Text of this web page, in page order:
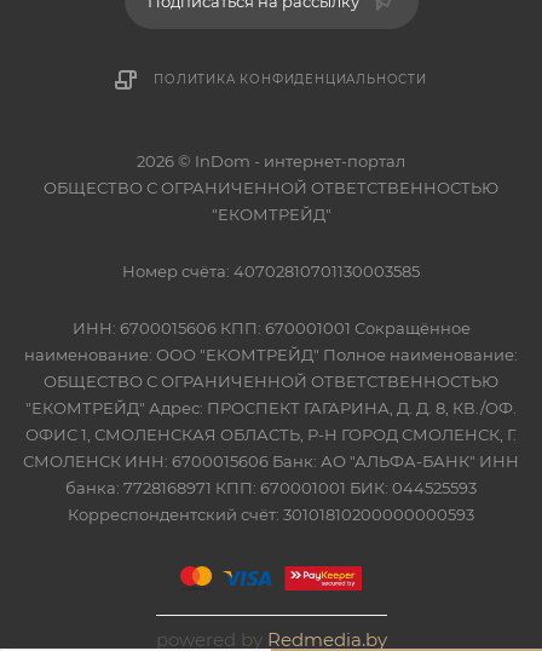
ПОЛИТИКА КОНФИДЕНЦИАЛЬНОСТИ
2026 © InDom - интернет-портал
ОБЩЕСТВО С ОГРАНИЧЕННОЙ ОТВЕТСТВЕННОСТЬЮ
"ЕКОМТРЕЙД"
Номер счёта: 40702810701130003585
ИНН: 6700015606 КПП: 670001001 Сокращённое
наименование: ООО "ЕКОМТРЕЙД" Полное наименование:
ОБЩЕСТВО С ОГРАНИЧЕННОЙ ОТВЕТСТВЕННОСТЬЮ
"ЕКОМТРЕЙД" Адрес: ПРОСПЕКТ ГАГАРИНА, Д. Д. 8, КВ./ОФ.
ОФИС 1, СМОЛЕНСКАЯ ОБЛАСТЬ, Р-Н ГОРОД СМОЛЕНСК, Г.
СМОЛЕНСК ИНН: 6700015606 Банк: АО "АЛЬФА-БАНК" ИНН
банка: 7728168971 КПП: 670001001 БИК: 044525593
Корреспондентский счёт: 30101810200000000593
powered by Redmedia.by